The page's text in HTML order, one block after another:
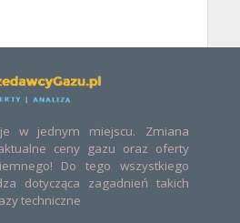
w jednym miejscu. Zmiana
ceny gazu oraz oferty
Do tego wszystkiego
dotycząca zagadnień takich
techniczne